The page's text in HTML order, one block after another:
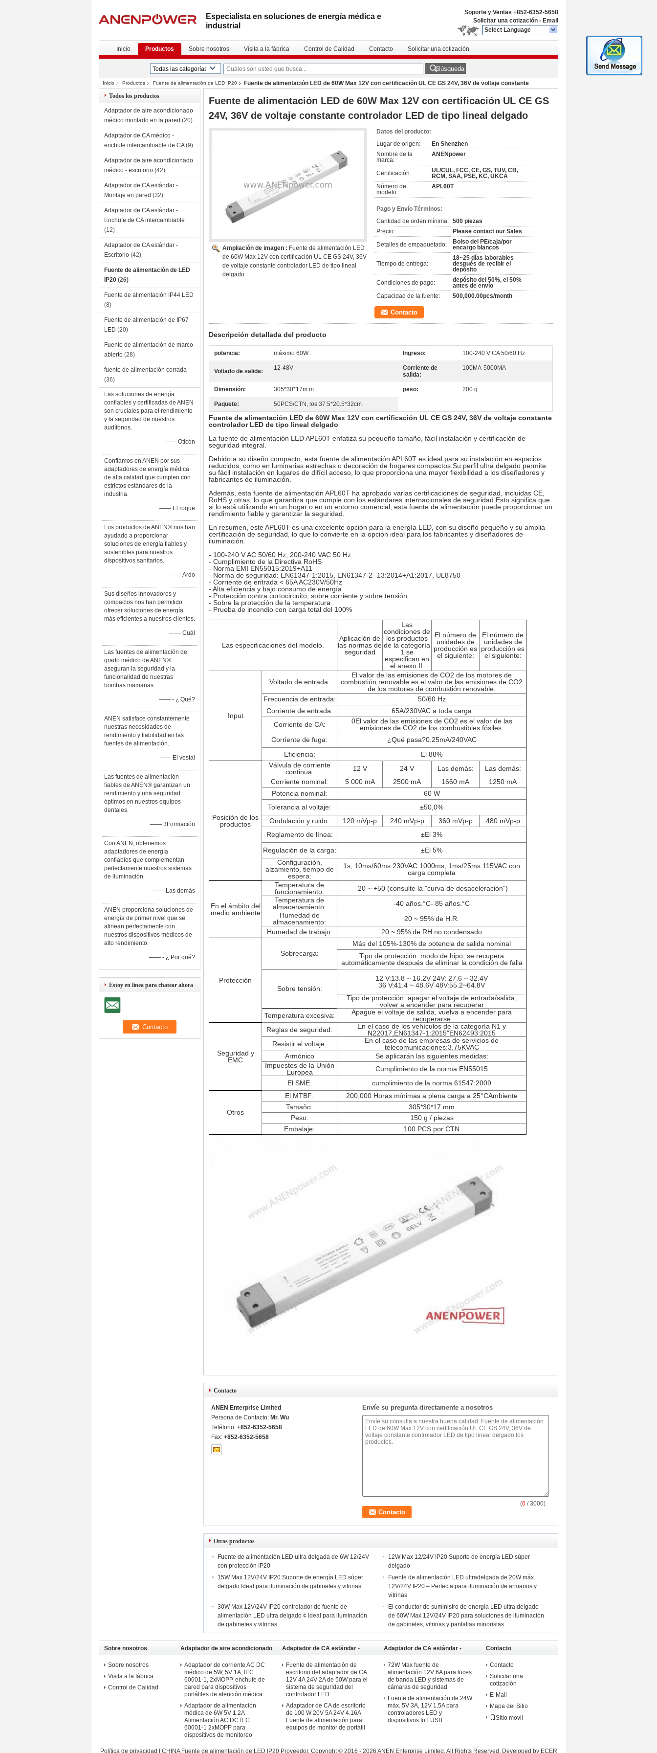
Especialista en soluciones de energía médica e
industrial
Soporte y Ventas +852-6352-5658
Solicitar una cotización - Email
Select Language
Inicio Productos Sobre nosotros Visita a la fábrica Control de Calidad Contacto Solicitar una cotización
Búsqueda
Inicio Productos Fuente de alimentación de LED IP20
Fuente de alimentación LED de 60W Max 12V con certificación UL CE GS 24V, 36V de voltaje constante
controlador LED de tipo lineal delgado
Todos los productos
Adaptador de aire acondicionado
médico montado en la pared (20)
Adaptador de CA médico -
enchufe intercambiable de CA (9)
Adaptador de aire acondicionado
médico - escritorio (42)
Adaptador de CA estándar -
Montaje en pared (32)
Adaptador de CA estándar -
Enchufe de CA intercambiable
(12)
Adaptador de CA estándar -
Escritorio (42)
Fuente de alimentación de LED
IP20 (26)
Fuente de alimentación IP44 LED
(8)
Fuente de alimentación de IP67
LED (20)
Fuente de alimentación de marco
abierto (28)
fuente de alimentación cerrada
(36)
Las soluciones de energía
confiables y certificadas de ANEN
son cruciales para el rendimiento
y la seguridad de nuestros
audífonos.
—— Oticón
Confiamos en ANEN por sus
adaptadores de energía médica
de alta calidad que cumplen con
estrictos estándares de la
industria.
—— El roque
Los productos de ANEN® nos han
ayudado a proporcionar
soluciones de energía fiables y
sostenibles para nuestros
dispositivos sanitarios.
—— Ardo
Sus diseños innovadores y
compactos nos han permitido
ofrecer soluciones de energía
más eficientes a nuestros clientes.
—— Cuál
Las fuentes de alimentación de
grado médico de ANEN®
aseguran la seguridad y la
funcionalidad de nuestras
bombas mamarias.
—— - ¿ Qué?
ANEN satisface constantemente
nuestras necesidades de
rendimiento y fiabilidad en las
fuentes de alimentación.
—— El vestal
Las fuentes de alimentación
fiables de ANEN® garantizan un
rendimiento y una seguridad
óptimos en nuestros equipos
dentales.
—— 3Formación
Con ANEN, obtenemos
adaptadores de energía
confiables que complementan
perfectamente nuestros sistemas
de iluminación.
—— Las demás
ANEN proporciona soluciones de
energía de primer nivel que se
alinean perfectamente con
nuestros dispositivos médicos de
alto rendimiento.
—— - ¿ Por qué?
Estoy en línea para chatear ahora
Fuente de alimentación LED de 60W Max 12V con certificación UL CE GS
24V, 36V de voltaje constante controlador LED de tipo lineal delgado
Ampliación de imagen : Fuente de alimentación LED
de 60W Max 12V con certificación UL CE GS 24V, 36V
de voltaje constante controlador LED de tipo lineal
delgado
Datos del producto:
Lugar de origen:
En Shenzhen
Nombre de la
marca:
ANENpower
Certificación:
UL/CUL, FCC, CE, GS, TUV, CB,
RCM, SAA, PSE, KC, UKCA
Número de
modelo:
APL60T
Pago y Envío Términos:
Cantidad de orden mínima: 500 piezas
Precio:
Please contact our Sales
Detalles de empaquetado:
Bolso del PE/caja/por
encargo blancos
Tiempo de entrega:
18~25 días laborables
después de recibir el
depósito
Condiciones de pago:
depósito del 50%, el 50%
antes de envío
Capacidad de la fuente:
500,000.00pcs/month
Contacto
Descripción detallada del producto
potencia: máximo 60W. Ingreso: 100-240 V CA 50/60 Hz
Voltado de salida: 12-48V
Corriente de
salida:
100MA-5000MA
Dimensión: 305*30*17m m peso: 200 g
Paquete: 50PCS/CTN, los 37.5*20.5*32cm
Fuente de alimentación LED de 60W Max 12V con certificación UL CE GS 24V, 36V de voltaje constante
controlador LED de tipo lineal delgado
La fuente de alimentación LED APL60T enfatiza su pequeño tamaño, fácil instalación y certificación de
seguridad integral.
Debido a su diseño compacto, esta fuente de alimentación APL60T es ideal para su instalación en espacios
reducidos, como en luminarias estrechas o decoración de hogares compactos.Su perfil ultra delgado permite
su fácil instalación en lugares de difícil acceso, lo que proporciona una mayor flexibilidad a los diseñadores y
fabricantes de iluminación.
Además, esta fuente de alimentación APL60T ha aprobado varias certificaciones de seguridad, incluidas CE,
RoHS y otras, lo que garantiza que cumple con los estándares internacionales de seguridad.Esto significa que
si lo está utilizando en un hogar o en un entorno comercial, esta fuente de alimentación puede proporcionar un
rendimiento fiable y garantizar la seguridad.
En resumen, este APL60T es una excelente opción para la energía LED, con su diseño pequeño y su amplia
certificación de seguridad, lo que lo convierte en la opción ideal para los fabricantes y diseñadores de
iluminación.
- 100-240 V AC 50/60 Hz; 200-240 VAC 50 Hz
- Cumplimiento de la Directiva RoHS
- Norma EMI EN55015:2019+A11
- Norma de seguridad: EN61347-1:2015, EN61347-2- 13:2014+A1:2017, UL8750
- Corriente de entrada < 65A AC230V/50Hz
- Alta eficiencia y bajo consumo de energía
- Protección contra cortocircuito, sobre corriente y sobre tensión
- Sobre la protección de la temperatura
- Prueba de incendio con carga total del 100%
Las especificaciones del modelo.
Aplicación de
las normas de
seguridad
Las
condiciones de
los productos
de la categoría
1 se
especifican en
el anexo II.
El número de
unidades de
producción es
el siguiente:
El número de
unidades de
producción es
el siguiente:
Input
Voltado de entrada:
El valor de las emisiones de CO2 de los motores de
combustión renovable es el valor de las emisiones de CO2
de los motores de combustión renovable.
Frecuencia de entrada:
50/60 Hz
Corriente de entrada:
65A/230VAC a toda carga
Corriente de CA:
0El valor de las emisiones de CO2 es el valor de las
emisiones de CO2 de los combustibles fósiles.
Corriente de fuga:
¿Qué pasa?0.25mA/240VAC
Eficiencia:
El 88%
Posición de los
productos
Válvula de corriente
continua:
12 V 24 V Las demás:
Las demás:
Corriente nominal:
5 000 mA 2500 mA 1660 mA
1250 mA
Potencia nominal:
60 W
Tolerancia al voltaje:
±50,0%
Ondulación y ruido:
120 mVp-p 240 mVp-p 360 mVp-p
480 mVp-p
Reglamento de línea:
±El 3%
Regulación de la carga:
±El 5%
Configuración,
alzamiento, tiempo de
espera:
1s, 10ms/60ms 230VAC 1000ms, 1ms/25ms 115VAC con
carga completa
En el ámbito del
medio ambiente
Temperatura de
funcionamiento:
-20 ~ +50 (consulte la "curva de desaceleración")
Temperatura de
almacenamiento:
-40 años. °C- 85 años. °C
Humedad de
almacenamiento:
20 ~ 95% de H.R.
Humedad de trabajo:
20 ~ 95% de RH no condensado
Protección
Sobrecarga:
Más del 105%-130% de potencia de salida nominal
Tipo de protección: modo de hipo, se recupera
automáticamente después de eliminar la condición de falla
Sobre tensión:
12 V:13.8 ~ 16.2V 24V: 27.6 ~ 32.4V
36 V:41.4 ~ 48.6V 48V:55.2~64.8V
Tipo de protección: apagar el voltaje de entrada/salida,
volver a encender para recuperar
Temperatura excesiva:
Apague el voltaje de salida, vuelva a encender para
recuperarse
Seguridad y
EMC
Reglas de seguridad:
En el caso de los vehículos de la categoría N1 y
N22017,EN61347-1:2015"EN62493:2015
Resistir el voltaje:
En el caso de las empresas de servicios de
telecomunicaciones:3.75KVAC
Armónico
Se aplicarán las siguientes medidas:
Impuestos de la Unión
Europea
Cumplimiento de la norma EN55015
El SME: cumplimiento de la norma 61547:2009
Otros
El MTBF: 200,000 Horas mínimas a plena carga a 25°CAmbiente
Tamaño:
305*30*17 mm
Peso:
150 g / piezas
Embalaje:
100 PCS por CTN
Contacto
ANEN Enterprise Limited
Persona de Contacto: Mr. Wu
Teléfono: +852-6352-5658
Fax: +852-6352-5658
Envíe su pregunta directamente a nosotros
(0 / 3000)
Otros productos
Fuente de alimentación LED ultra delgada de 6W 12/24V
con protección IP20
12W Max 12/24V IP20 Suporte de energía LED súper
delgado
15W Max 12V/24V IP20 Suporte de energía LED súper
delgado Ideal para iluminación de gabinetes y vitrinas
Fuente de alimentación LED ultradelgada de 20W máx.
12V/24V IP20 – Perfecta para iluminación de armarios y
vitrinas
30W Max 12V/24V IP20 controlador de fuente de
alimentación LED ultra delgado ¢ Ideal para iluminación
de gabinetes y vitrinas
El conductor de suministro de energía LED ultra delgado
de 60W Max 12V/24V IP20 para soluciones de iluminación
de gabinetes, vitrinas y pantallas minoristas
Sobre nosotros
Sobre nosotros
Visita a la fábrica
Control de Calidad
Adaptador de aire acondicionado
médico montado en la pared
Adaptador de corriente AC DC
médico de 5W, 5V 1A, IEC
60601-1, 2xMOPP, enchufe de
pared para dispositivos
portátiles de atención médica
Adaptador de alimentación
médica de 6W 5V 1.2A
Alimentación AC DC IEC
60601-1 2xMOPP para
dispositivos de monitoreo
Adaptador de CA estándar -
Escritorio
Fuente de alimentación de
escritorio del adaptador de CA
12V 4A 24V 2A de 50W para el
sistema de seguridad del
controlador LED
Adaptador de CA de escritorio
de 100 W 20V 5A 24V 4.16A
Fuente de alimentación para
equipos de monitor de portátil
Adaptador de CA estándar -
Montaje en pared
72W Max fuente de
alimentación 12V 6A para luces
de banda LED y sistemas de
cámaras de seguridad
Fuente de alimentación de 24W
máx. 5V 3A, 12V 1.5A para
controladores LED y
dispositivos IoT USB
Contacto
Contacto
Solicitar una
cotización
E-Mail
Mapa del Sitio
Sitio movil
Política de privacidad CHINA Fuente de alimentación de LED IP20 Proveedor. Copyright © 2016 - 2026 ANEN Enterprise Limited. All Rights Reserved. Developed by ECER